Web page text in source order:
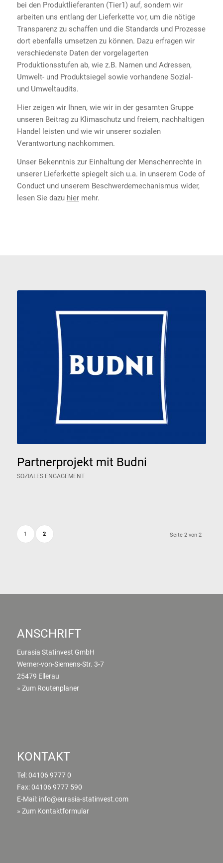
bei den Produktlieferanten (Tier1) auf, sondern wir
arbeiten uns entlang der Lieferkette vor, um die nötige
Transparenz zu schaffen und die Standards und Prozesse
dort ebenfalls umsetzen zu können. Dazu erfragen wir
verschiedenste Daten der vorgelagerten
Produktionsstufen ab, wie z.B. Namen und Adressen,
Umwelt- und Produktsiegel sowie vorhandene Sozial-
und Umweltaudits.
Hier zeigen wir Ihnen, wie wir in der gesamten Gruppe
unseren Beitrag zu Klimaschutz und freiem, nachhaltigen
Handel leisten und wie wir unserer sozialen
Verantwortung nachkommen.
Unser Bekenntnis zur Einhaltung der Menschenrechte in
unserer Lieferkette spiegelt sich u.a. in unserem Code of
Conduct und unserem Beschwerdemechanismus wider,
lesen Sie dazu hiermehr.
Partnerprojekt mit Budni
SOZIALES ENGAGEMENT
Seite 2 von 2
1 2
ANSCHRIFT
Eurasia Statinvest GmbH
Werner-von-Siemens-Str. 3-7
25479 Ellerau
» Zum Routenplaner
KONTAKT
Tel:04106 9777 0
Fax: 04106 9777 590
E-Mail: info@eurasia-statinvest.com
» Zum Kontaktformular